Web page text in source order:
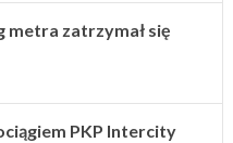
metra zatrzymał się
PKP Intercity